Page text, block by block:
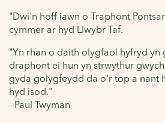
"Dwi'n hoff iawn o Traphont
cymmer ar hyd Llwybr Taf.
"Yn rhan o daith olygfaol hyfryd
draphont ei hun yn strwythur
gyda golygfeydd da o'r top a nant
hyd isod."
- Paul Twyman